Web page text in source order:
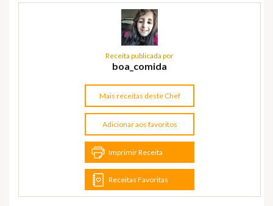
Receita publicada por
boa_comida
Mais receitas deste Chef
Adicionar aos favoritos
Imprimir Receita
Receitas Favoritas